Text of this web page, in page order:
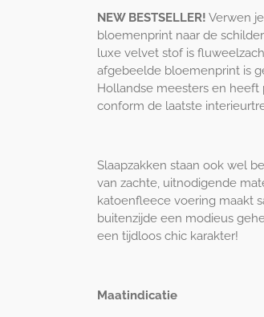
NEW BESTSELLER! Verwen
bloemenprint naar de
luxe velvet stof is
afgebeelde bloemenprint is
Hollandse meesters en
conform de laatste
Slaapzakken staan ook wel
van zachte, uitnodigende
katoenfleece voering maakt
buitenzijde een modieus
een tijdloos chic karakter!
Maatindicatie